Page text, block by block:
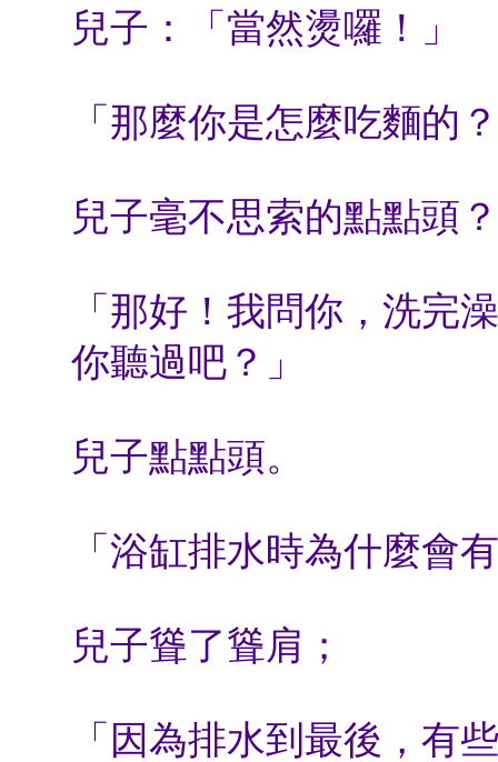
兒子：「當然燙囉！」
「那麼你是怎麼吃麵的
兒子毫不思索的點點頭
「那好！我問你，洗完
你聽過吧？」
兒子點點頭。
「浴缸排水時為什麼會
兒子聳了聳肩；
「因為排水到最後，有